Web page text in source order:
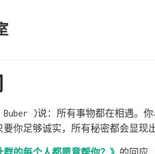
)说：所有事物都在相遇。你
你足够诚实，所有秘密都会显现